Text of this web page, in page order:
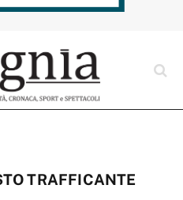
TRAFFICANTE